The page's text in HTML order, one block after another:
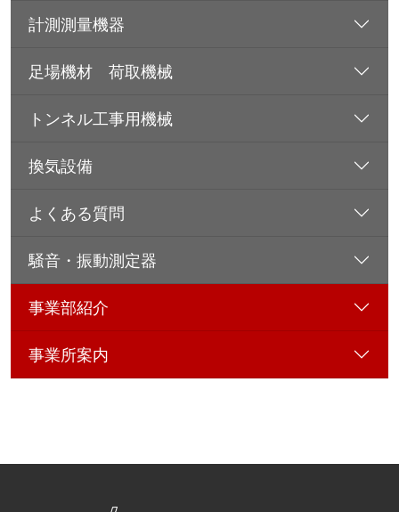
計測測量機器
足場機材 荷取機械
トンネル工事用機械
換気設備
よくある質問
騒音・振動測定器
事業部紹介
事業所案内